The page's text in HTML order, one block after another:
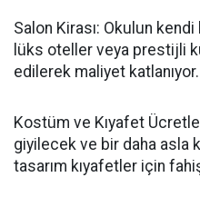
​Salon Kirası: Okulun
lüks oteller veya prestijli
edilerek maliyet katlanıyor.
​Kostüm ve Kıyafet
giyilecek ve bir daha asla
tasarım kıyafetler için